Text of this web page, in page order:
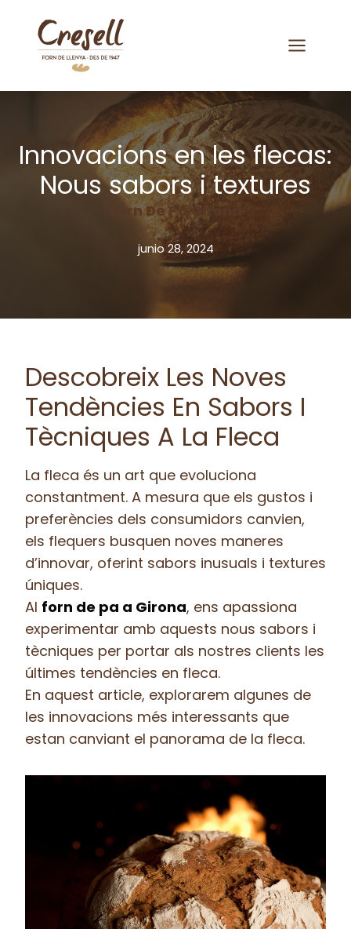
contenido
Innovacions en les flecas:
Nous sabors i textures
Forn De Pa Girona
junio 28, 2024
Descobreix Les Noves
Tendències En Sabors I
Tècniques A La Fleca
La fleca és un art que evoluciona
constantment. A mesura que els gustos i
preferències dels consumidors canvien,
els flequers busquen noves maneres
d’innovar, oferint sabors inusuals i textures
úniques.
Al forn de pa a Girona, ens apassiona
experimentar amb aquests nous sabors i
tècniques per portar als nostres clients les
últimes tendències en fleca.
En aquest article, explorarem algunes de
les innovacions més interessants que
estan canviant el panorama de la fleca.